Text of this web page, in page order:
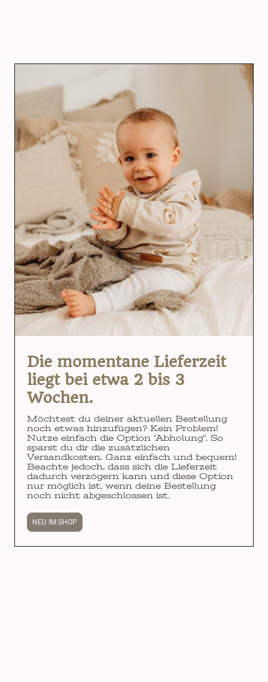
Die momentane Lieferzeit
liegt bei etwa 2 bis 3
Wochen.
Möchtest du deiner aktuellen Bestellung
noch etwas hinzufügen? Kein Problem!
Nutze einfach die Option "Abholung". So
sparst du dir die zusätzlichen
Versandkosten. Ganz einfach und bequem!
Beachte jedoch, dass sich die Lieferzeit
dadurch verzögern kann und diese Option
nur möglich ist, wenn deine Bestellung
noch nicht abgeschlossen ist.
NEU IM SHOP